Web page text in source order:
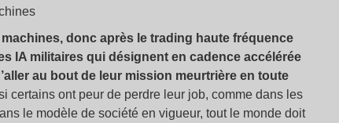
donc après le trading haute fréquence
IA militaires qui désignent en cadence accélérée
au bout de leur mission meurtrière en toute
certains ont peur de perdre leur job, comme dans les
le modèle de société en vigueur, tout le monde doit